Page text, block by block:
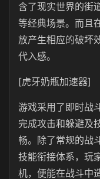
含了现实世界的街
等经典场景。而且
放产生相应的破坏
代入感。
[虎牙奶瓶加速器]
游戏采用了即时战
完成攻击和躲避及
畅。除了常规的战
技能衔接体系，玩
机，便能在战斗中